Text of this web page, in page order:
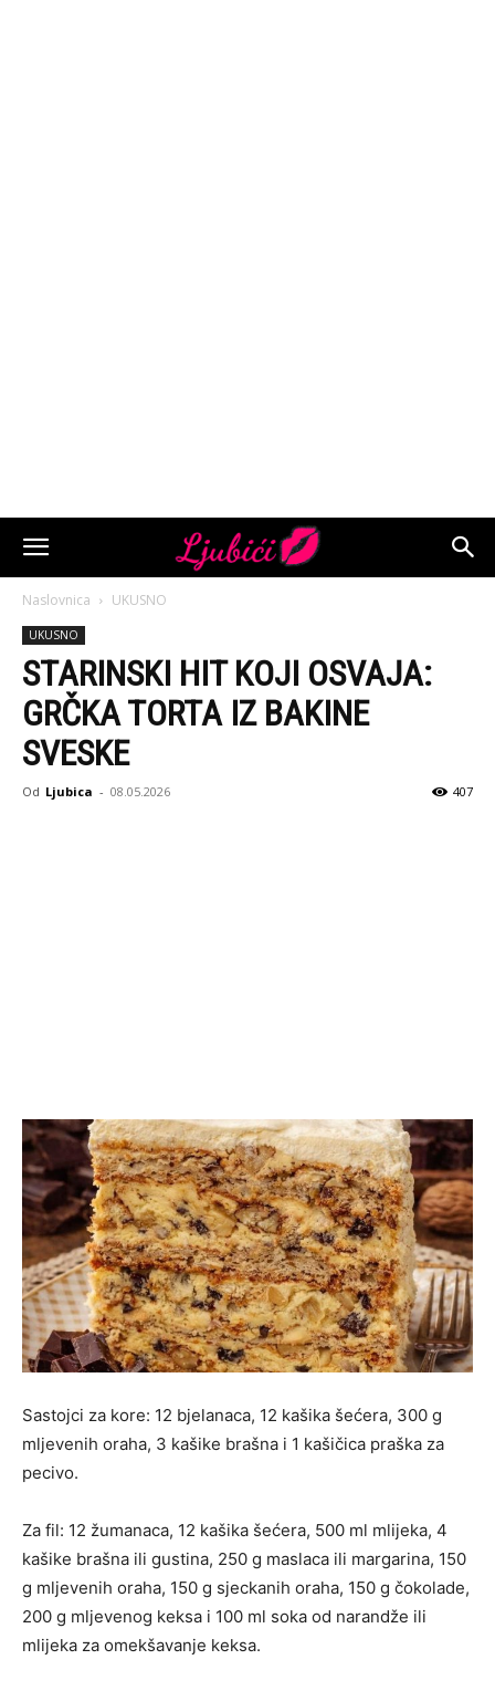
Naslovnica UKUSNO
UKUSNO
STARINSKI HIT KOJI OSVAJA:
GRČKA TORTA IZ BAKINE
SVESKE
Od Ljubica - 08.05.2026 407
Sastojci za kore: 12 bjelanaca, 12 kašika šećera, 300 g
mljevenih oraha, 3 kašike brašna i 1 kašičica praška za
pecivo.
Za fil: 12 žumanaca, 12 kašika šećera, 500 ml mlijeka, 4
kašike brašna ili gustina, 250 g maslaca ili margarina, 150
g mljevenih oraha, 150 g sjeckanih oraha, 150 g čokolade,
200 g mljevenog keksa i 100 ml soka od narandže ili
mlijeka za omekšavanje keksa.